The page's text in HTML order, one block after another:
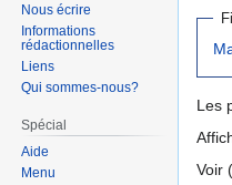
Les
Voir
Nous écrire
Informations
rédactionnelles
Liens
Qui sommes-nous?
Spécial
Aide
Menu